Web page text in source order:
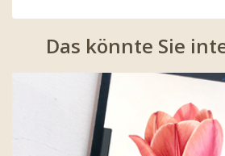
Das könnte Sie